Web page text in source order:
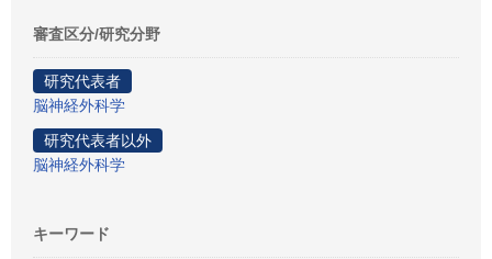
審査区分/研究分野
研究代表者
脳神経外科学
研究代表者以外
脳神経外科学
キーワード